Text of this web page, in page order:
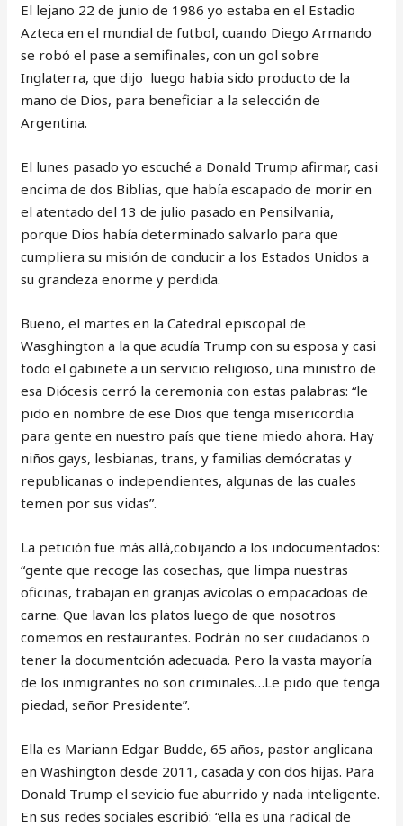
El lejano 22 de junio de 1986 yo estaba en el Estadio
Azteca en el mundial de futbol, cuando Diego Armando
se robó el pase a semifinales, con un gol sobre
Inglaterra, que dijo luego habia sido producto de la
mano de Dios, para beneficiar a la selección de
Argentina.
El lunes pasado yo escuché a Donald Trump afirmar, casi
encima de dos Biblias, que había escapado de morir en
el atentado del 13 de julio pasado en Pensilvania,
porque Dios había determinado salvarlo para que
cumpliera su misión de conducir a los Estados Unidos a
su grandeza enorme y perdida.
Bueno, el martes en la Catedral episcopal de
Wasghington a la que acudía Trump con su esposa y casi
todo el gabinete a un servicio religioso, una ministro de
esa Diócesis cerró la ceremonia con estas palabras: “le
pido en nombre de ese Dios que tenga misericordia
para gente en nuestro país que tiene miedo ahora. Hay
niños gays, lesbianas, trans, y familias demócratas y
republicanas o independientes, algunas de las cuales
temen por sus vidas”.
La petición fue más allá,cobijando a los indocumentados:
“gente que recoge las cosechas, que limpa nuestras
oficinas, trabajan en granjas avícolas o empacadoas de
carne. Que lavan los platos luego de que nosotros
comemos en restaurantes. Podrán no ser ciudadanos o
tener la documentción adecuada. Pero la vasta mayoría
de los inmigrantes no son criminales…Le pido que tenga
piedad, señor Presidente”.
Ella es Mariann Edgar Budde, 65 años, pastor anglicana
en Washington desde 2011, casada y con dos hijas. Para
Donald Trump el sevicio fue aburrido y nada inteligente.
En sus redes sociales escribió: “ella es una radical de